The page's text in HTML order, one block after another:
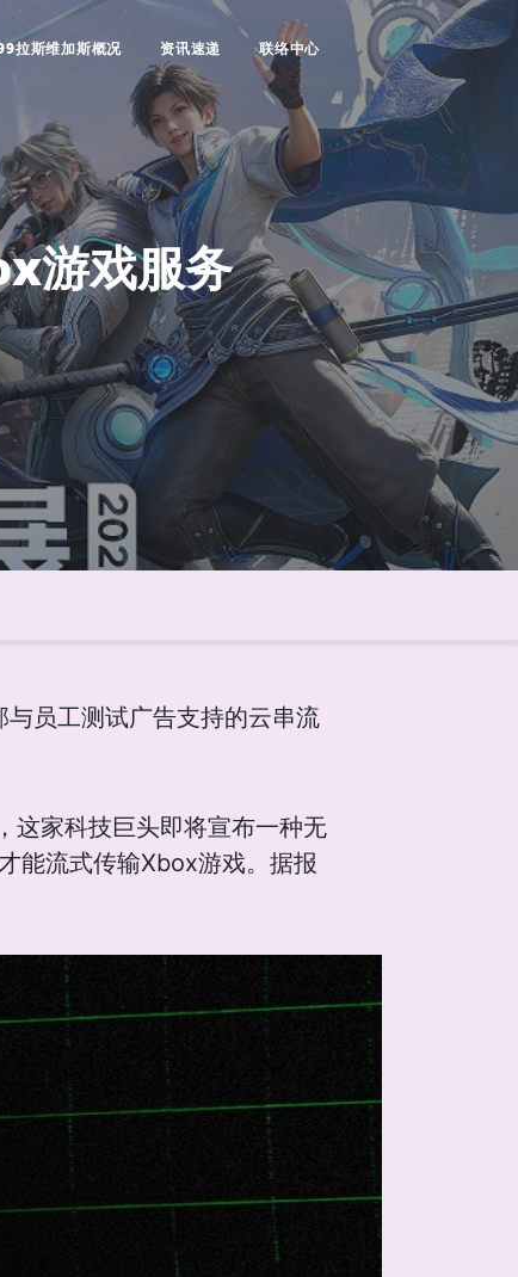
拉斯维加斯概况 资讯速递 联络中心
游戏服务
员工测试广告支持的云串流
这家科技巨头即将宣布一种无
能流式传输Xbox游戏。据报